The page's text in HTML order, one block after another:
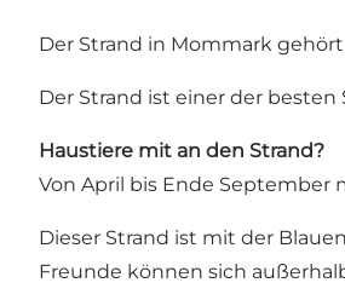
Der Strand in Mommark
Der Strand ist einer der
Haustiere mit an den Strand?
Von April bis Ende September
Dieser Strand ist mit der
Freunde können sich